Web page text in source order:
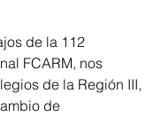
de la 112
FCARM, nos
de la Región III,
de